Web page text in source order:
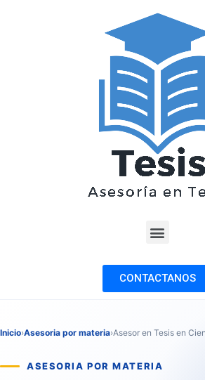
CONTACTANOS
Inicio›Asesoria por materia›Asesor en Tesis en
ASESORIA POR MATERIA